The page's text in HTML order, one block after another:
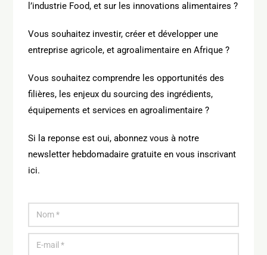
l’industrie Food, et sur les innovations alimentaires ?
Vous souhaitez investir, créer et développer une
entreprise agricole, et agroalimentaire en Afrique ?
Vous souhaitez comprendre les opportunités des
filières, les enjeux du sourcing des ingrédients,
équipements et services en agroalimentaire ?
Si la reponse est oui, abonnez vous à notre
newsletter hebdomadaire gratuite en vous inscrivant
ici.